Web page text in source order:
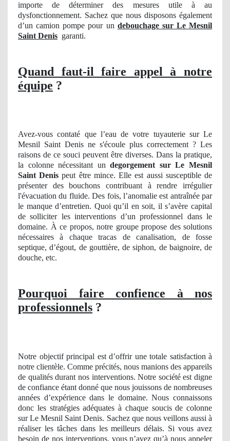
importe de déterminer des mesures utile à au
dysfonctionnement. Sachez que nous disposons également
d’un camion pompe pour un debouchage sur Le Mesnil
Saint Denis garanti.
Quand faut-il faire appel à notre
équipe ?
Avez-vous contaté que l’eau de votre tuyauterie sur Le
Mesnil Saint Denis ne s'écoule plus correctement ? Les
raisons de ce souci peuvent être diverses. Dans la pratique,
la colonne nécessitant undegorgement sur Le Mesnil
Saint Denis peut être mince. Elle est aussi susceptible de
présenter des bouchons contribuant à rendre irrégulier
l'évacuation du fluide. Des fois, l’anomalie est antraînée par
le manque d’entretien. Quoi qu’il en soit, il s’avère capital
de solliciter les interventions d’un professionnel dans le
domaine. À ce propos, notre groupe propose des solutions
nécessaires à chaque tracas de canalisation, de fosse
septique, d’égout, de gouttière, de siphon, de baignoire, de
douche, etc.
Pourquoi faire confience à nos
professionnels ?
Notre objectif principal est d’offrir une totale satisfaction à
notre clientèle. Comme précités, nous manions des appareils
de qualités durant nos interventions. Notre société est digne
de confiance étant donné que nous jouissons de nombreuses
années d’expérience dans le domaine. Nous connaissons
donc les stratégies adéquates à chaque soucis de colonne
sur Le Mesnil Saint Denis. Sachez que nous veillons aussi à
réaliser les tâches dans les meilleurs délais. Si vous avez
besoin de nos interventions, vous n’avez qu’à nous appeler